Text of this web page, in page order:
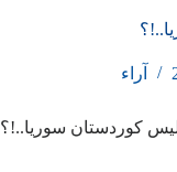
آراء
كوردستان سوريا..!؟